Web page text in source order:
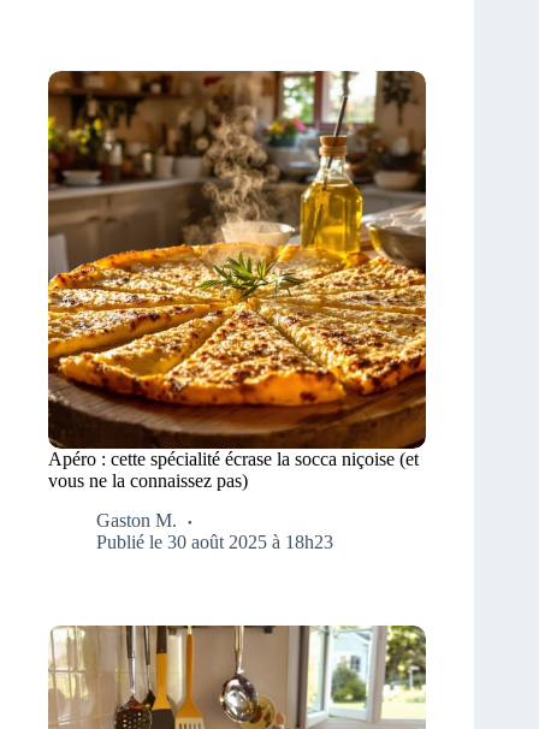
Apéro : cette spécialité écrase la socca niçoise (et
vous ne la connaissez pas)
Gaston M.
Publié le 30 août 2025 à 18h23